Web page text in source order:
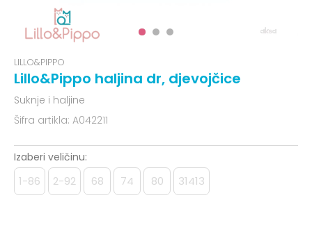
LILLO&PIPPO
Lillo&Pippo haljina dr, djevojčice
Suknje i haljine
Šifra artikla: A042211
Izaberi veličinu:
1-86 2-92 68 74 80 31413